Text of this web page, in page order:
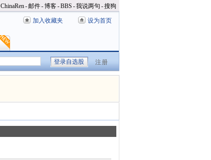
ChinaRen-邮件-博客-BBS -我说两句 -搜狗
加入收藏夹 设为首页
注册